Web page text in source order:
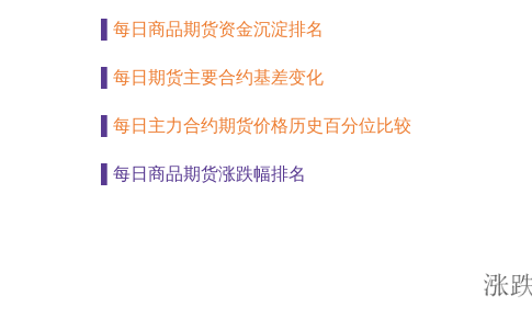
每日商品期货资金沉淀排名
每日期货主要合约基差变化
每日主力合约期货价格历史百分位比较
每日商品期货涨跌幅排名